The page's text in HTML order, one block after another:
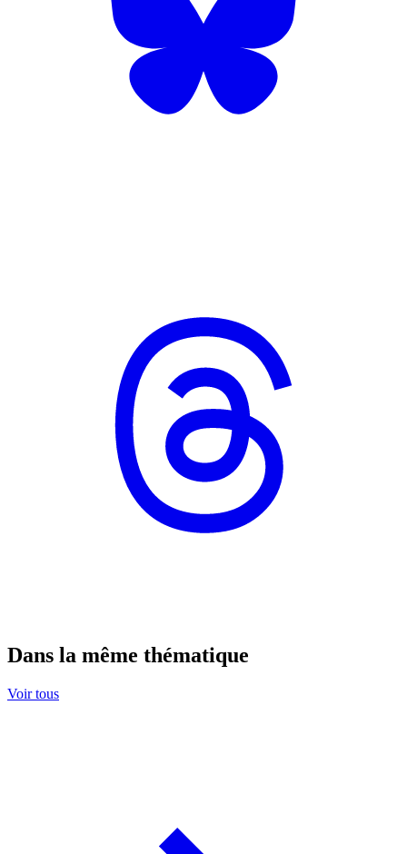
Dans la même thématique
Voir tous